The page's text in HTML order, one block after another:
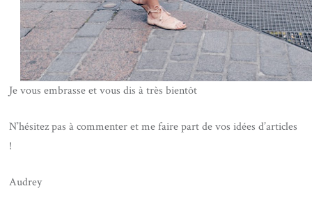
Je vous embrasse et vous dis à très bientôt
N’hésitez pas à commenter et me faire part de vos idées d’articles
!
Audrey